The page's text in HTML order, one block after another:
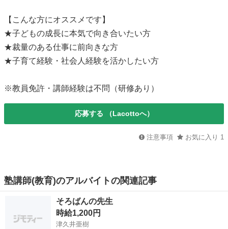
【こんな方にオススメです】
★子どもの成長に本気で向き合いたい方
★裁量のある仕事に前向きな方
★子育て経験・社会人経験を活かしたい方
※教員免許・講師経験は不問（研修あり）
応募する （Lacottoへ）
注意事項 お気に入り 1
塾講師(教育)のアルバイトの関連記事
そろばんの先生
時給1,200円
津久井亜樹